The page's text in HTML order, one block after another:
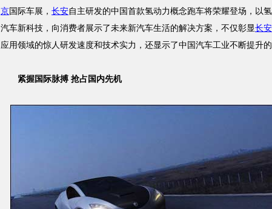
京国际车展， 长安自主研发的中国首款氢动力概念跑车将荣耀登场，以
汽车新科技，向消费者展示了未来新汽车生活的解决方案，不仅彰显长
应用领域的惊人研发速度和技术实力，还显示了中国汽车工业不断提升的
紧握国际脉搏 抢占国内先机